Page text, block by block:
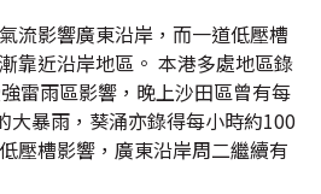
流影響廣東沿岸，而一道低壓槽
靠近沿岸地區。 本港多處地區錄
雷雨區影響，晚上沙田區曾有每
大暴雨，葵涌亦錄得每小時約100
壓槽影響，廣東沿岸周二繼續有